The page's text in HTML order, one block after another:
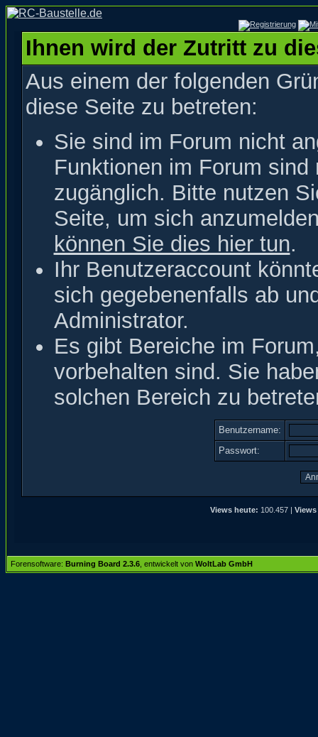
Ihnen wird der Zutritt zu
Aus einem der folgenden
diese Seite zu betreten:
Sie sind im Forum nicht
Funktionen im Forum
zugänglich. Bitte nutzen
Seite, um sich
können Sie dies hier tun.
Ihr Benutzeraccount
sich gegebenenfalls ab
Administrator.
Es gibt Bereiche im
vorbehalten sind. Sie
solchen Bereich zu
Benutzername:
Passwort:
Views heute: 100.457 |
Forensoftware: Burning Board 2.3.6 , entwickelt von WoltLab GmbH